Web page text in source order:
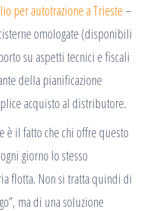
per autotrazione a Trieste –
omologate (disponibili
su aspetti tecnici e fiscali
della pianificazione
acquisto al distributore.
è il fatto che chi offre questo
giorno lo stesso
flotta. Non si tratta quindi di
ma di una soluzione